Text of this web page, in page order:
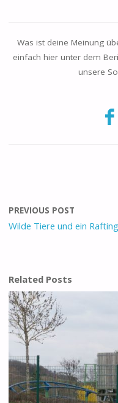
Was ist deine Meinung
einfach hier unter dem
unsere
PREVIOUS POST
Wilde Tiere und ein Rafting
Related Posts